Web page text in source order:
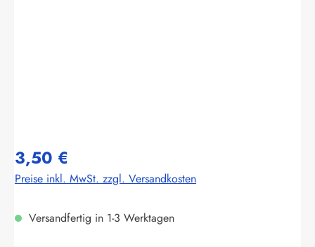
3,50 €
Preise inkl. MwSt. zzgl. Versandkosten
Versandfertig in 1-3 Werktagen